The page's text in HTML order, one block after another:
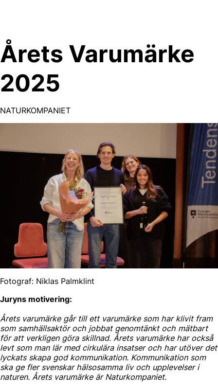
Årets Varumärke
2025
NATURKOMPANIET
Fotograf: Niklas Palmklint
Juryns motivering:
Årets varumärke går till ett varumärke som har klivit fram
som samhällsaktör och jobbat genomtänkt och mätbart
för att verkligen göra skillnad. Årets varumärke har också
levt som man lär med cirkulära insatser och har utöver det
lyckats skapa god kommunikation. Kommunikation som
ska ge fler svenskar hälsosamma liv och upplevelser i
naturen. Årets varumärke är Naturkompaniet.